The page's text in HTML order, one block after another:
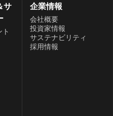
サ
企業情報
会社概要
投資家情報
サステナビリティ
採用情報